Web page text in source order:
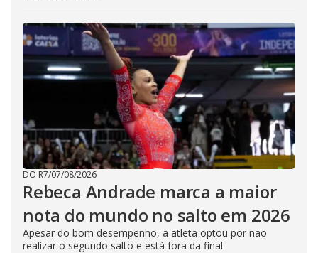
DO R7/07/08/2026
Rebeca Andrade marca a maior
nota do mundo no salto em 2026
Apesar do bom desempenho, a atleta optou por não
realizar o segundo salto e está fora da final